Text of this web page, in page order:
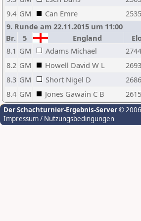
9.4 GM Can Emre 2535
9. Runde am 22.11.2015 um 11:00
Br.
5 England
8.1 GM Adams Michael 2744
8.2 GM Howell David W L 2693
8.3 GM Short Nigel D 2686
8.4 GM Jones Gawain C B 2615
Der Schachturnier-Ergebnis-Server©
Impressum / Nutzungsbedingungen